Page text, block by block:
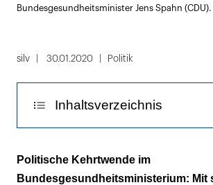
Bundesgesundheitsminister Jens Spahn (CDU).
silv 30.01.2020 Politik
Inhaltsverzeichnis
Die Apotheken-Zahl rutscht
magische Grenze von 20.000
Politische Kehrtwende im
Bundesgesundheitsministerium: Mit